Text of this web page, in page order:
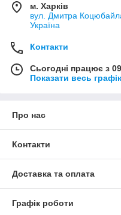
м. Харків
вул. Дмитра
Україна
Контакти
Сьогодні працює з
Показати весь
Про нас
Контакти
Доставка та оплата
Графік роботи